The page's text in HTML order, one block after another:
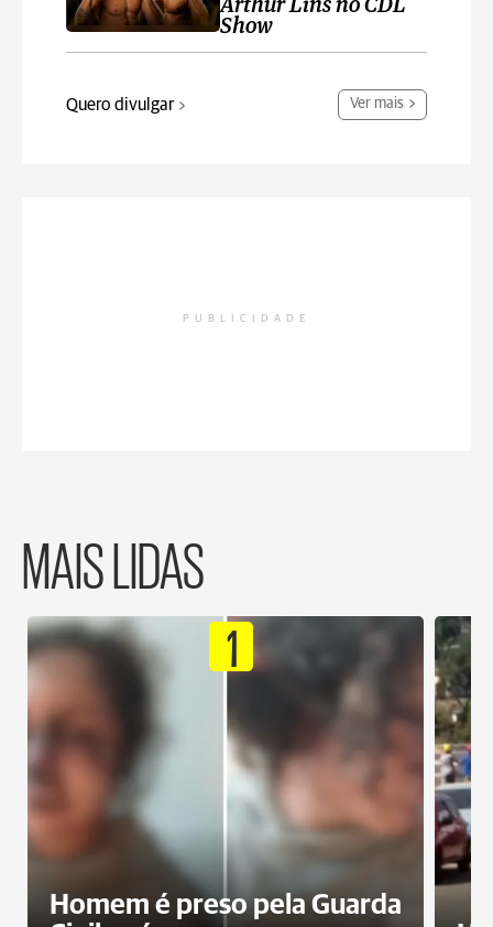
Arthur Lins no CDL
Show
Quero divulgar Ver mais
PUBLICIDADE
MAIS LIDAS
1
Homem é preso pela Guarda